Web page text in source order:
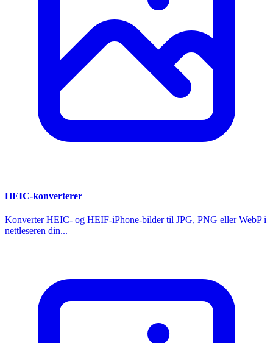
HEIC-konverterer
Konverter HEIC- og HEIF-iPhone-bilder til JPG, PNG eller WebP i
nettleseren din...